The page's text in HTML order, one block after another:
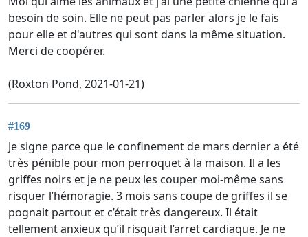
besoin de soin. Elle ne peut pas parler alors je le fais
pour elle et d'autres qui sont dans la même situation.
Merci de coopérer.
(Roxton Pond, 2021-01-21)
#169
Je signe parce que le confinement de mars dernier a été
très pénible pour mon perroquet à la maison. Il a les
griffes noirs et je ne peux les couper moi-même sans
risquer l’hémoragie. 3 mois sans coupe de griffes il se
pognait partout et c’était très dangereux. Il était
tellement anxieux qu’il risquait l’arret cardiaque. Je ne